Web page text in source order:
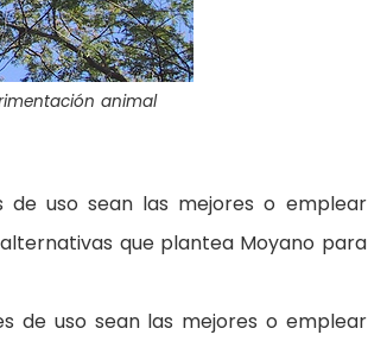
animal
de uso sean las mejores o emplear
que plantea Moyano para
de uso sean las mejores o emplear